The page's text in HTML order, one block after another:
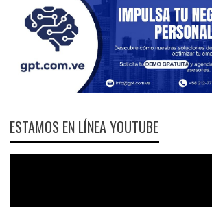
ESTAMOS EN LÍNEA YOUTUBE